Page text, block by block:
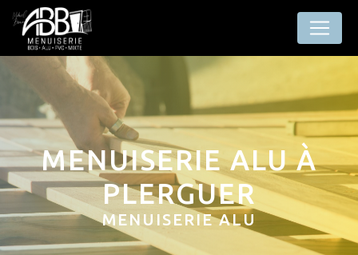
MENUISERIE ALU À
PLERGUER
MENUISERIE ALU
Panneau de gestion des cookies